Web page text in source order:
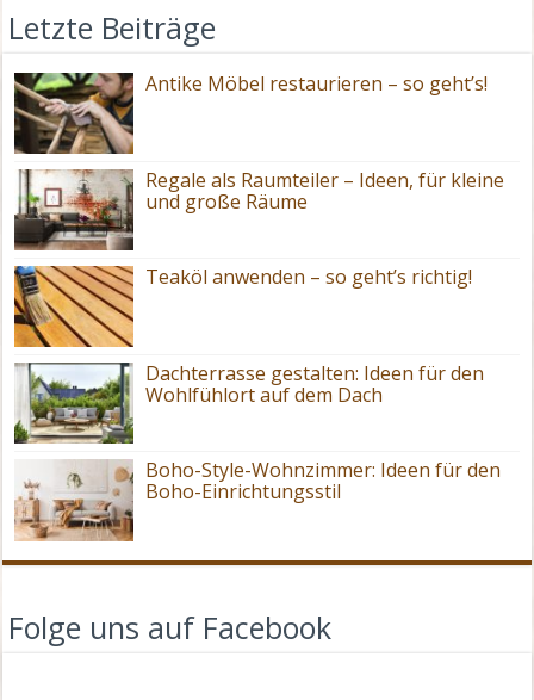
Letzte Beiträge
Antike Möbel restaurieren – so geht’s!
Regale als Raumteiler – Ideen, für kleine
und große Räume
Teaköl anwenden – so geht’s richtig!
Dachterrasse gestalten: Ideen für den
Wohlfühlort auf dem Dach
Boho-Style-Wohnzimmer: Ideen für den
Boho-Einrichtungsstil
Folge uns auf Facebook